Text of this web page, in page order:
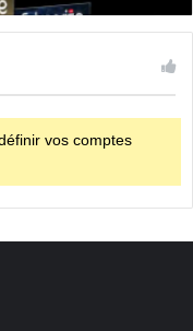
vos comptes